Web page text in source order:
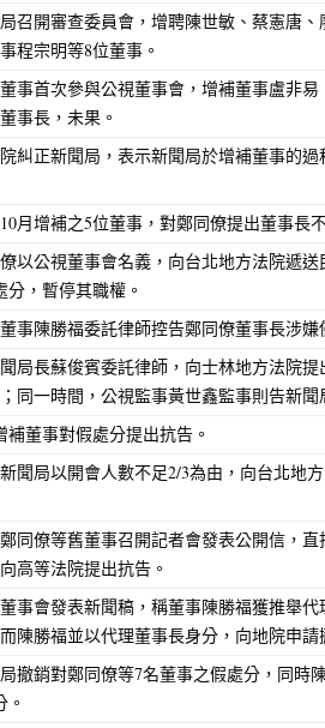
召開審查委員會，增聘陳世敏、蔡憲唐
程宗明等8位董事。
事首次參與公視董事會，增補董事盧非
事長，未果。
糾正新聞局，表示新聞局於增補董事的
月增補之5位董事，對鄭同僚提出董事長
以公視董事會名義，向台北地方法院遞
，暫停其職權。
事陳勝福委託律師控告鄭同僚董事長涉嫌
局長蘇俊賓委託律師，向士林地方法院
同一時間，公視監事黃世鑫監事則告新聞
補董事對假處分提出抗告。
聞局以開會人數不足2/3為由，向台北地
同僚等舊董事召開記者會發表公開信，
高等法院提出抗告。
事會發表新聞稿，稱董事陳勝福獲推舉
陳勝福並以代理董事長身分，向地院申請
撤銷對鄭同僚等7名董事之假處分，同時